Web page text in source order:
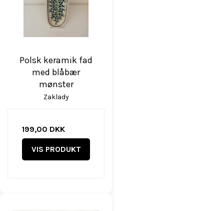
Polsk keramik fad
med blåbær
mønster
Zaklady
199,00 DKK
VIS PRODUKT